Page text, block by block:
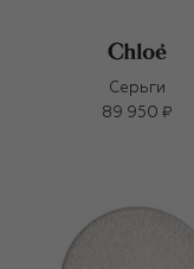
Серьги
89 950 ₽